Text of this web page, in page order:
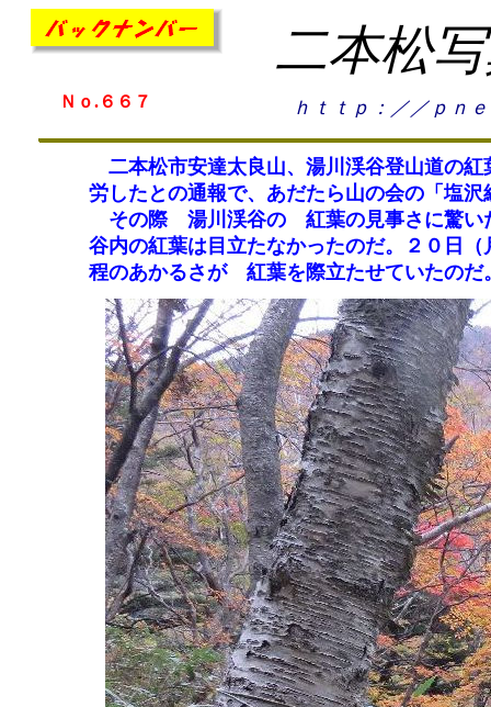
二本松
Ｎｏ.６６７ ｈｔｔｐ：／／ｐｎ
二本松市安達太良山、湯川渓谷登山道の紅
労したとの通報で、あだたら山の会の「塩
その際 湯川渓谷の 紅葉の見事さに驚いた
谷内の紅葉は目立たなかったのだ。２０日
程のあかるさが 紅葉を際立たせていたのだ